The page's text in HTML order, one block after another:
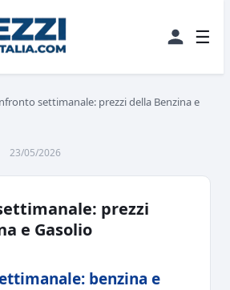
☰
settimanale: prezzi della Benzina e
23/05/2026
prezzi
e Gasolio
benzina e